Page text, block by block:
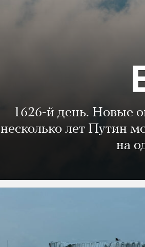
1626-й день. Новые
несколько лет Путин
на